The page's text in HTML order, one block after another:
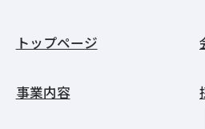
トップページ
事業内容